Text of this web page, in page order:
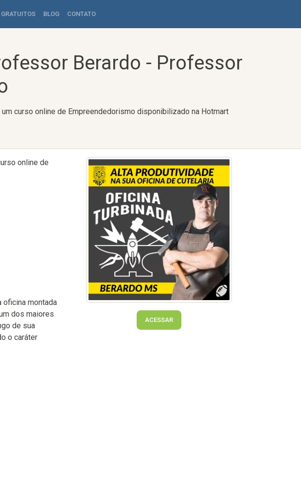
GRATUITOS BLOG CONTATO
Berardo - Professor
curso online de Empreendedorismo disponibilizado na Hotmart
online de
oficina montada
dos maiores
de sua
o caráter
ACESSAR